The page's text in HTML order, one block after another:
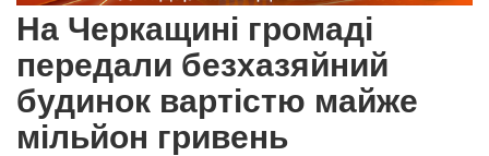
На Черкащині громаді
передали безхазяйний
будинок вартістю майже
мільйон гривень